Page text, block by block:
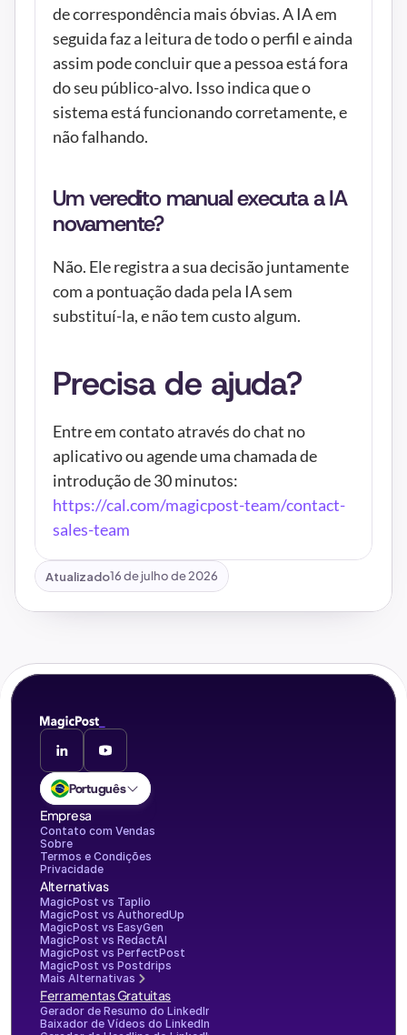
de correspondência mais óbvias. A IA em
seguida faz a leitura de todo o perfil e ainda
assim pode concluir que a pessoa está fora
do seu público-alvo. Isso indica que o
sistema está funcionando corretamente, e
não falhando.
Um veredito manual executa a IA
novamente?
Não. Ele registra a sua decisão juntamente
com a pontuação dada pela IA sem
substituí-la, e não tem custo algum.
Precisa de ajuda?
Entre em contato através do chat no
aplicativo ou agende uma chamada de
https://cal.com/magicpost-team/contact-
sales-team
Atualizado16 de julho de 2026
Português
Empresa
Contato com Vendas
Sobre
Termos e Condições
Privacidade
Alternativas
MagicPost vs Taplio
MagicPost vs AuthoredUp
MagicPost vs EasyGen
MagicPost vs RedactAI
MagicPost vs PerfectPost
MagicPost vs Postdrips
Mais Alternativas
Ferramentas Gratuitas
Gerador de Resumo do LinkedIn
Baixador de Vídeos do LinkedIn